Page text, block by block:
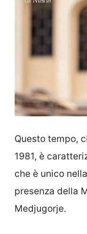
Questo tempo,
1981, è
che è unico
presenza della
Medjugorje.